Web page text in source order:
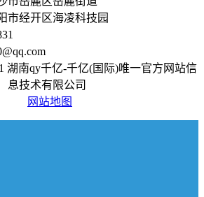
市经开区海凌科技园
湖南qy千亿-千亿(国际)唯一官方网站信
息技术有限公司
网站地图